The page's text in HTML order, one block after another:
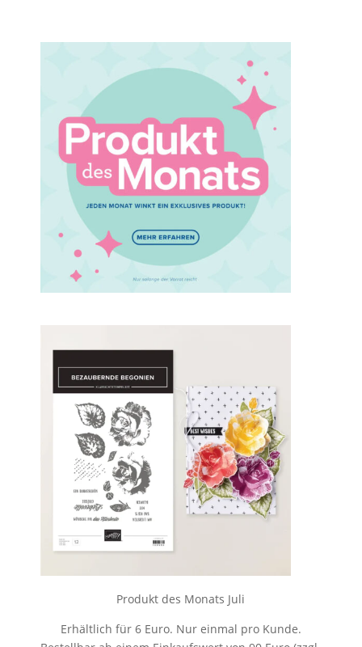
Produkt des Monats Juli
Erhältlich für 6 Euro. Nur einmal pro Kunde.